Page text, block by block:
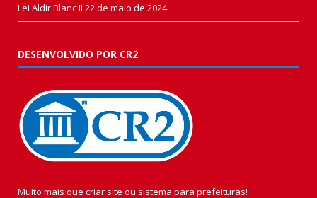
Lei Aldir Blanc II 22 de maio de 2024
DESENVOLVIDO POR CR2
Muito mais que criar site ou sistema para prefeituras!